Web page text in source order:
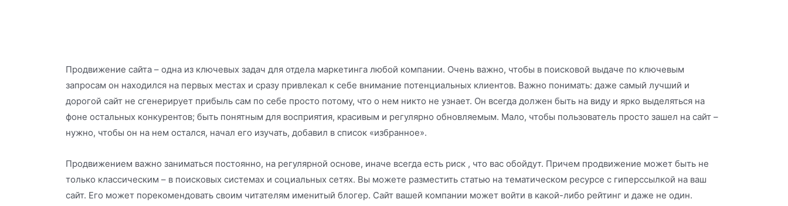
Продвижение сайта – одна из ключевых задач для отдела маркетинга любой компании. Очень важно, чтобы в поисковой выдаче по ключевым
запросам он находился на первых местах и сразу привлекал к себе внимание потенциальных клиентов. Важно понимать: даже самый лучший и
дорогой сайт не сгенерирует прибыль сам по себе просто потому, что о нем никто не узнает. Он всегда должен быть на виду и ярко выделяться на
фоне остальных конкурентов; быть понятным для восприятия, красивым и регулярно обновляемым. Мало, чтобы пользователь просто зашел на сайт –
нужно, чтобы он на нем остался, начал его изучать, добавил в список «избранное».
Продвижением важно заниматься постоянно, на регулярной основе, иначе всегда есть риск , что вас обойдут. Причем продвижение может быть не
только классическим – в поисковых системах и социальных сетях. Вы можете разместить статью на тематическом ресурсе с гиперссылкой на ваш
сайт. Его может порекомендовать своим читателям именитый блогер. Сайт вашей компании может войти в какой-либо рейтинг и даже не один.